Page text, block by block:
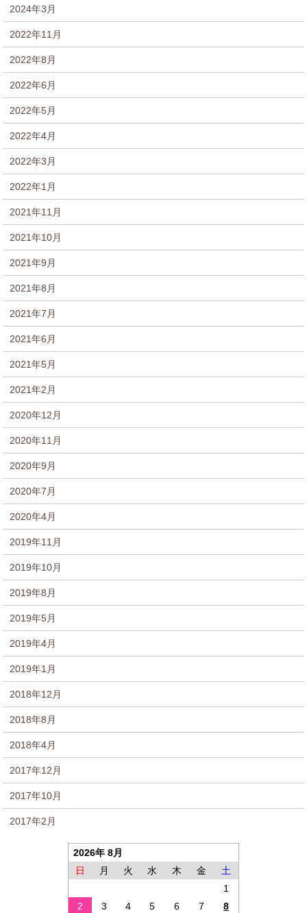
2024年3月
2022年11月
2022年8月
2022年6月
2022年5月
2022年4月
2022年3月
2022年1月
2021年11月
2021年10月
2021年9月
2021年8月
2021年7月
2021年6月
2021年5月
2021年2月
2020年12月
2020年11月
2020年9月
2020年7月
2020年4月
2019年11月
2019年10月
2019年8月
2019年5月
2019年4月
2019年1月
2018年12月
2018年8月
2018年4月
2017年12月
2017年10月
2017年2月
2026年 8月
日
月 火 水 木 金
土
1
2
3 4 5 6 7
8